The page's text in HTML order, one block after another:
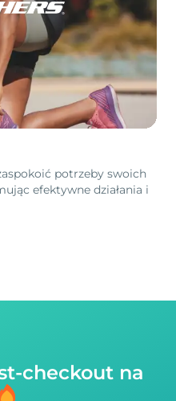
potrzeby swoich
efektywne działania i
checkout na